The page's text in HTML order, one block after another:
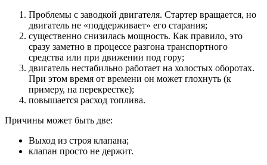
Проблемы с заводкой двигателя. Стартер вращается, но
двигатель не «поддерживает» его старания;
существенно снизилась мощность. Как правило, это
сразу заметно в процессе разгона транспортного
средства или при движении под гору;
двигатель нестабильно работает на холостых оборотах.
При этом время от времени он может глохнуть (к
примеру, на перекрестке);
повышается расход топлива.
Причины может быть две:
Выход из строя клапана;
клапан просто не держит.